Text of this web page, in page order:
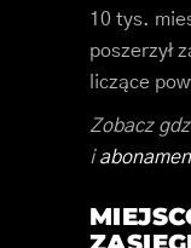
10 tys.
poszerzył
liczące
Zobacz
i